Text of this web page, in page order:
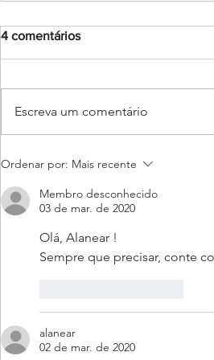
Encerramento do mês
Mariano: Salesiano Recife
celebra a coroação de Nossa
Senhora com fé e tradição
4 comentários
Escreva um comentário
Ordenar por: Mais recente
Membro desconhecido
03 de mar. de 2020
Olá, Alanear !
Sempre que precisar, conte
alanear
02 de mar. de 2020